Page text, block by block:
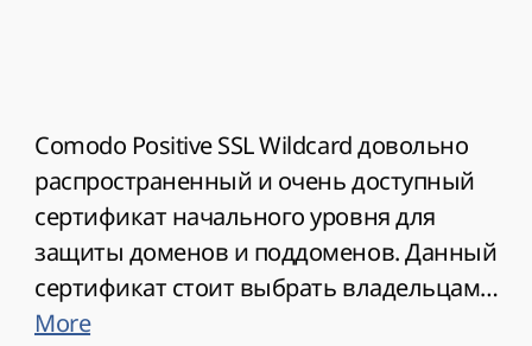
Comodo Positive SSL Wildcard довольно
распространенный и очень доступный
сертификат начального уровня для
защиты доменов и поддоменов. Данный
сертификат стоит выбрать владельцам
сайтов со сложной структурой, когда
More